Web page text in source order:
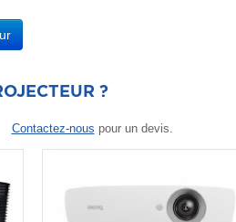
?
Contactez-nous pour un devis.